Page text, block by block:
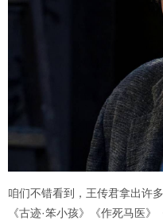
咱们不错看到，王传君拿出许
《古迹·笨小孩》《作死马医